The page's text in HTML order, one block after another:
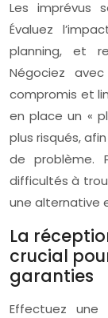
Les imprévus
Évaluez
planning, et
Négociez
compromis et
en place un «
plus risqués,
de problème.
difficultés à
une alternative
La
crucial
garanties
Effectuez une